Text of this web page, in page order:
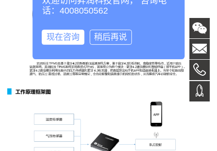
话：4008050562
现在咨询 稍后再说